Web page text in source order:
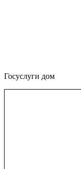
Госуслуги дом